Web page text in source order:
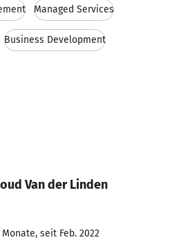
Managed Services
Business Development
Van der Linden
seit Feb. 2022